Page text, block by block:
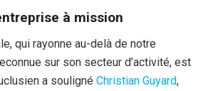
à mission
qui rayonne au-delà de notre
sur son secteur d’activité, est
a souligné Christian Guyard,